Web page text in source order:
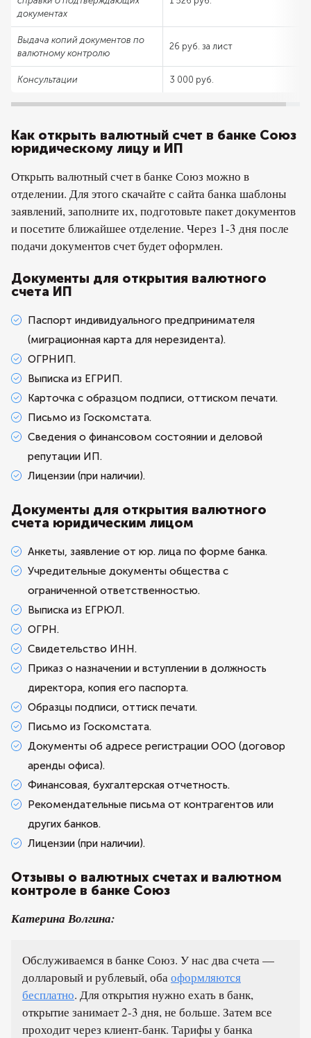
документах
Выдача копий документов по
валютному контролю
26 руб. за лист
Консультации 3 000 руб.
Как открыть валютный счет в банке Союз
юридическому лицу и ИП
Открыть валютный счет в банке Союз можно в
отделении. Для этого скачайте с сайта банка шаблоны
заявлений, заполните их, подготовьте пакет документов
и посетите ближайшее отделение. Через 1-3 дня после
подачи документов счет будет оформлен.
Документы для открытия валютного
счета ИП
Паспорт индивидуального предпринимателя
(миграционная карта для нерезидента).
ОГРНИП.
Выписка из ЕГРИП.
Карточка с образцом подписи, оттиском печати.
Письмо из Госкомстата.
Сведения о финансовом состоянии и деловой
репутации ИП.
Лицензии (при наличии).
Документы для открытия валютного
счета юридическим лицом
Анкеты, заявление от юр. лица по форме банка.
Учредительные документы общества с
ограниченной ответственностью.
Выписка из ЕГРЮЛ.
ОГРН.
Свидетельство ИНН.
Приказ о назначении и вступлении в должность
директора, копия его паспорта.
Образцы подписи, оттиск печати.
Письмо из Госкомстата.
Документы об адресе регистрации ООО (договор
аренды офиса).
Финансовая, бухгалтерская отчетность.
Рекомендательные письма от контрагентов или
других банков.
Лицензии (при наличии).
Отзывы о валютных счетах и валютном
контроле в банке Союз
Катерина Волгина:
Обслуживаемся в банке Союз. У нас два счета —
долларовый и рублевый, обаоформляются
бесплатно. Для открытия нужно ехать в банк,
открытие занимает 2-3 дня, не больше. Затем все
проходит через клиент-банк. Тарифы у банка